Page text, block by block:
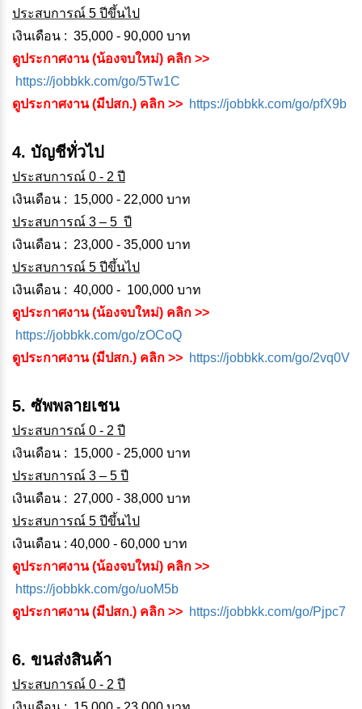
ประสบการณ์ 5 ปีขึ้นไป
เงินเดือน : 35,000 - 90,000 บาท
ดูประกาศงาน (น้องจบใหม่) คลิก >>
https://jobbkk.com/go/5Tw1C
ดูประกาศงาน (มีปสก.) คลิก >> https://jobbkk.com/go/pfX9b
4. บัญชีทั่วไป
ประสบการณ์ 0 - 2 ปี
เงินเดือน : 15,000 - 22,000 บาท
ประสบการณ์ 3 – 5 ปี
เงินเดือน : 23,000 - 35,000 บาท
ประสบการณ์ 5 ปีขึ้นไป
เงินเดือน : 40,000 - 100,000 บาท
ดูประกาศงาน (น้องจบใหม่) คลิก >>
https://jobbkk.com/go/zOCoQ
ดูประกาศงาน (มีปสก.) คลิก >> https://jobbkk.com/go/2vq0V
5. ซัพพลายเชน
ประสบการณ์ 0 - 2 ปี
เงินเดือน : 15,000 - 25,000 บาท
ประสบการณ์ 3 – 5 ปี
เงินเดือน : 27,000 - 38,000 บาท
ประสบการณ์ 5 ปีขึ้นไป
เงินเดือน : 40,000 - 60,000 บาท
ดูประกาศงาน (น้องจบใหม่) คลิก >>
https://jobbkk.com/go/uoM5b
ดูประกาศงาน (มีปสก.) คลิก >> https://jobbkk.com/go/Pjpc7
6. ขนส่งสินค้า
ประสบการณ์ 0 - 2 ปี